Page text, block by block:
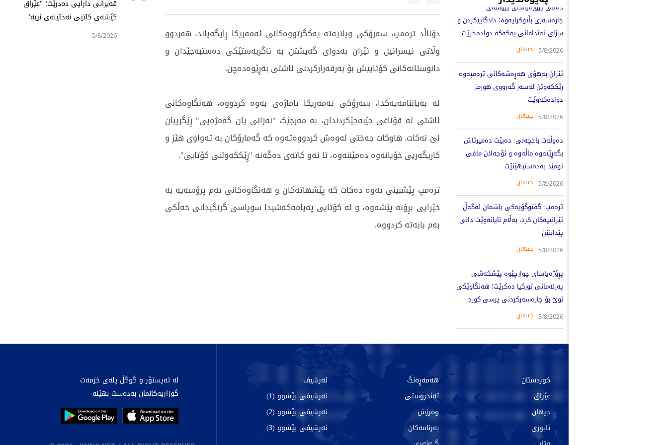
دەقی پرۆژەیاسای پرۆسەی
چارەسەری بڵاوکرایەوە؛ دادگاییکردن و
سزای ئەندامانی پەکەکە دوادەخرێت
5/8/2026 جیهان
ئێران:بەهۆی هەڕەشەکانی ترەمپەوە
رێککەوتن لەسەر گەرووی هورمز
دوادەکەوێت
5/8/2026 جیهان
دەوڵەت باخچەلی: دەبێت دەمیرتاش
بگەڕێتەوە ماڵەوە و ئۆجەلان مافی
ئومێد بەدەستبهێنێت
5/8/2026 جیهان
ترەمپ: گفتوگۆیەکی باشمان لەگەڵ
ئێرانییەکان کرد، بەڵام نایانەوێت دانی
پێدابنێن
5/8/2026 جیهان
پڕۆژەیاسای چوارچێوە پێشکەشی
پەرلەمانی تورکیا دەکرێت؛ هەنگاوێکی
نوێ بۆ چارەسەرکردنی پرسی کورد
5/8/2026 جیهان
دۆناڵد ترەمپ، سەرۆکی ویلایەتە یەکگرتووەکانی ئەمەریکا ڕایگەیاند، هەردوو
وڵاتی ئیسرائیل و ئێران بەدوای گەیشتن بە ئاگربەستێکی دەستبەجێدان و
دانوستانەکانی کۆتاییش بۆ بەرقەرارکردنی ئاشتی بەڕێوەدەچن.
لە بەیاننامەیەکدا، سەرۆکی ئەمەریکا ئاماژەی بەوە کردووە، هەنگاوەکانی
ئاشتی لە قۆناغی جێبەجێکردندان، بە مەرجێک "نەزانی یان گەمژەیی" ڕێگرییان
لێ نەکات. هاوکات جەختی لەوەش کردووەتەوە کە گەمارۆکان بە تەواوی هێز و
کاریگەریی خۆیانەوە دەمێننەوە، تا ئەو کاتەی دەگەنە "ڕێککەوتنی کۆتایی".
ترەمپ پێشبینی ئەوە دەکات کە پێشهاتەکان و هەنگاوەکانی ئەم پرۆسەیە بە
خێرایی بڕۆنە پێشەوە، و لە کۆتایی پەیامەکەشیدا سوپاسی گرنگیدانی خەڵکی
بەم بابەتە کردووە.
قەیرانی دارایی دەدرێت؛ "عێراق
کێشەی کاتیی نەختینەی نییە"
5/8/2026
کوردستان
عێراق
جیهان
ئابوری
هەمەڕەنگ
تەندروستی
وەرزش
بەرنامەکان
ئەرشیف
ئەرشیفی پێشوو (1)
ئەرشیفی پێشوو (2)
ئەرشیفی پێشوو (3)
لە ئەپستۆر و گوگڵ پلەی خزمەت
گوزاریەکانمان بەدەست بهێنە